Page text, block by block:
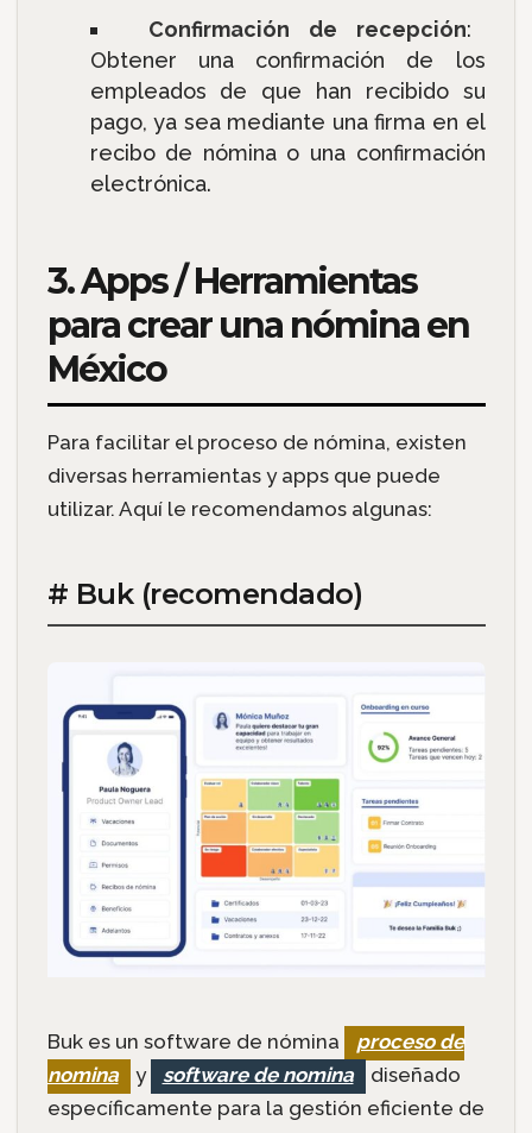
Confirmación de recepción:
Obtener una confirmación de los
empleados de que han recibido su
pago, ya sea mediante una firma en el
recibo de nómina o una confirmación
electrónica.
3. Apps / Herramientas
para crear una nómina en
México
Para facilitar el proceso de nómina, existen
diversas herramientas y apps que puede
utilizar. Aquí le recomendamos algunas:
# Buk (recomendado)
Buk es un software de nómina
proceso de
nomina
y software de nomina
diseñado
específicamente para la gestión eficiente de